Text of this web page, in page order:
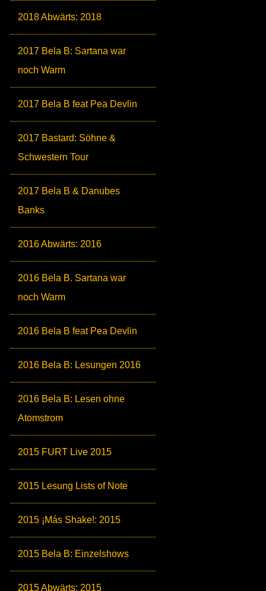
2018 Abwärts: 2018
2017 Bela B: Sartana war
noch Warm
2017 Bela B feat Pea Devlin
2017 Bastard: Söhne &
Schwestern Tour
2017 Bela B & Danubes
Banks
2016 Abwärts: 2016
2016 Bela B. Sartana war
noch Warm
2016 Bela B feat Pea Devlin
2016 Bela B: Lesungen 2016
2016 Bela B: Lesen ohne
Atomstrom
2015 FURT Live 2015
2015 Lesung Lists of Note
2015 ¡Más Shake!: 2015
2015 Bela B: Einzelshows
2015 Abwärts: 2015